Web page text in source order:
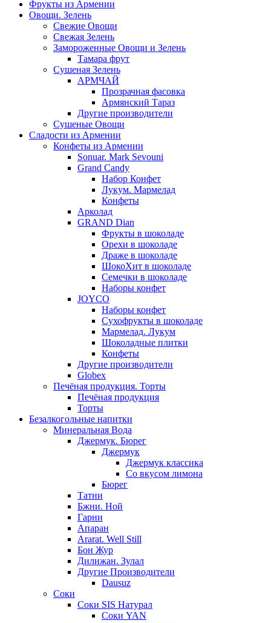
Фрукты из Армении
Овощи. Зелень
Свежие Овощи
Свежая Зелень
Замороженные Овощи и Зелень
Тамара фрут
Сушеная Зелень
АРМЧАЙ
Прозрачная фасовка
Армянский Тараз
Другие производители
Сушеные Овощи
Сладости из Армении
Конфеты из Армении
Sonuar. Mark Sevouni
Grand Candy
Набор Конфет
Лукум. Мармелад
Конфеты
Арколад
GRAND Dian
Фрукты в шоколаде
Орехи в шоколаде
Драже в шоколаде
ШокоХит в шоколаде
Семечки в шоколаде
Наборы конфет
JOYCO
Наборы конфет
Сухофрукты в шоколаде
Мармелад. Лукум
Шоколадные плитки
Конфеты
Другие производители
Globex
Печёная продукция. Торты
Печёная продукция
Торты
Безалкогольные напитки
Минеральная Вода
Джермук. Бюрег
Джермук
Джермук классика
Со вкусом лимона
Бюрег
Татни
Бжни. Ной
Гарни
Апаран
Ararat. Well Still
Бон Жур
Дилижан. Зулал
Другие Производители
Dausuz
Соки
Соки SIS Натурал
Соки YAN